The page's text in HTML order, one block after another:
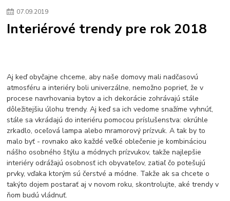
kuchynské drezy sety
kúpelňové batérie
vodovodné batérie do kúpelne kuchynske
drez
Umývadlá
Rohové umývadlá
Zlaté umývadlá
Zápustné umývadlá
sprchový záves
vodovodná batéria
čierna kúpelňová batéria
vaňa retro
voľne stojaca vaňa
retro kúpeľne
Nákup tovaru pre firmy bez DPH
Ako znížiť náklady
Ako znížiť náklady na firmu
szco nakup bez dph
szco nakup bez dph nakupovanie na firmu bez dph
nákup bez dph v eu ň
07.09.2019
Interiérové trendy pre rok 2018
Aj keď obyčajne chceme, aby naše domovy mali nadčasovú
atmosféru a interiéry boli univerzálne, nemožno poprieť, že v
procese navrhovania bytov a ich dekorácie zohrávajú stále
dôležitejšiu úlohu trendy. Aj keď sa ich vedome snažíme vyhnúť,
stále sa vkrádajú do interiéru pomocou príslušenstva: okrúhle
zrkadlo, oceľová lampa alebo mramorový prízvuk. A tak by to
malo byť - rovnako ako každé veľké oblečenie je kombináciou
nášho osobného štýlu a módnych prízvukov, takže najlepšie
interiéry odrážajú osobnosť ich obyvateľov, zatiaľ čo potešujú
prvky, vďaka ktorým sú čerstvé a módne. Takže ak sa chcete o
takýto dojem postarať aj v novom roku, skontrolujte, aké trendy v
ňom budú vládnuť.